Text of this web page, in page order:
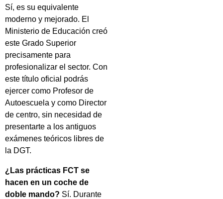
Sí, es su equivalente
moderno y mejorado. El
Ministerio de Educación creó
este Grado Superior
precisamente para
profesionalizar el sector. Con
este título oficial podrás
ejercer como Profesor de
Autoescuela y como Director
de centro, sin necesidad de
presentarte a los antiguos
exámenes teóricos libres de
la DGT.
¿Las prácticas FCT se
hacen en un coche de
doble mando? Sí. Durante